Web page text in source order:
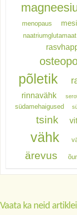
menopaus mesi
naatriumglutamaat
põletik
rinnavähk
südamehaigused
tsink
vähk
ärevus
Vaata ka neid